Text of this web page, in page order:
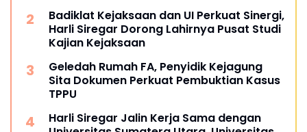
Badiklat Kejaksaan dan UI Perkuat Sinergi,
Harli Siregar Dorong Lahirnya Pusat Studi
Kajian Kejaksaan
Geledah Rumah FA, Penyidik Kejagung
Sita Dokumen Perkuat Pembuktian Kasus
TPPU
Harli Siregar Jalin Kerja Sama dengan